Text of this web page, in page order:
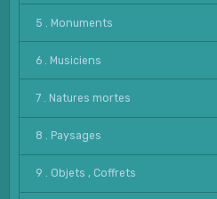
5 . Monuments
6 . Musiciens
7 . Natures mortes
8 . Paysages
9 . Objets , Coffrets